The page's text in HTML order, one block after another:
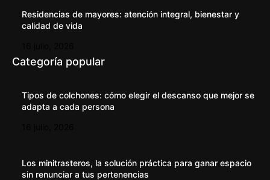
Residencias de mayores: atención integral, bienestar y
calidad de vida
Categoría popular
Tipos de colchones: cómo elegir el descanso que mejor se
adapta a cada persona
Los minitrasteros, la solución práctica para ganar espacio
sin renunciar a tus pertenencias